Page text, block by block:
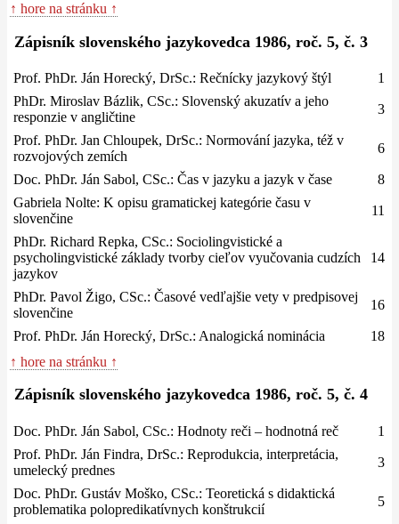
↑ hore na stránku ↑
Zápisník slovenského jazykovedca 1986, roč. 5, č. 3
Prof. PhDr. Ján Horecký, DrSc.: Rečnícky jazykový štýl
1
PhDr. Miroslav Bázlik, CSc.: Slovenský akuzatív a jeho
responzie v angličtine
3
Prof. PhDr. Jan Chloupek, DrSc.: Normování jazyka, též v
rozvojových zemích
6
Doc. PhDr. Ján Sabol, CSc.: Čas v jazyku a jazyk v čase
8
Gabriela Nolte: K opisu gramatickej kategórie času v
slovenčine
11
PhDr. Richard Repka, CSc.: Sociolingvistické a
psycholingvistické základy tvorby cieľov vyučovania cudzích
jazykov
14
PhDr. Pavol Žigo, CSc.: Časové vedľajšie vety v predpisovej
slovenčine
16
Prof. PhDr. Ján Horecký, DrSc.: Analogická nominácia
18
↑ hore na stránku ↑
Zápisník slovenského jazykovedca 1986, roč. 5, č. 4
Doc. PhDr. Ján Sabol, CSc.: Hodnoty reči – hodnotná reč
1
Prof. PhDr. Ján Findra, DrSc.: Reprodukcia, interpretácia,
umelecký prednes
3
Doc. PhDr. Gustáv Moško, CSc.: Teoretická s didaktická
problematika polopredikatívnych konštrukcií
5